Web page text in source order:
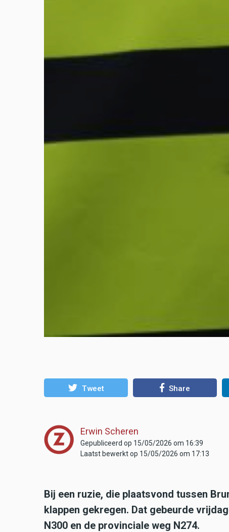
Tweet Share
Erwin Scheren
Gepubliceerd op 15/05/2026 om 16:39
Laatst bewerkt op 15/05/2026 om 17:13
Bij een ruzie, die plaatsvond tussen
klappen gekregen. Dat gebeurde
N300 en de provinciale weg N274.